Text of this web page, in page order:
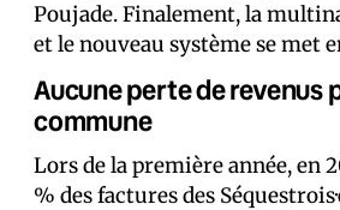
Poujade. Finalement, la
et le nouveau système se met
Aucune perte de revenus
commune
Lors de la première année, en
% des factures des